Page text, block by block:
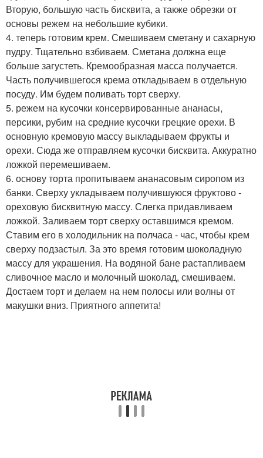
Вторую, большую часть бисквита, а также обрезки от
основы режем на небольшие кубики.
4. теперь готовим крем. Смешиваем сметану и сахарную
пудру. Тщательно взбиваем. Сметана должна еще
больше загустеть. Кремообразная масса получается.
Часть получившегося крема откладываем в отдельную
посуду. Им будем поливать торт сверху.
5. режем на кусочки консервированные ананасы,
персики, рубим на средние кусочки грецкие орехи. В
основную кремовую массу выкладываем фрукты и
орехи. Сюда же отправляем кусочки бисквита. Аккуратно
ложкой перемешиваем.
6. основу торта пропитываем ананасовым сиропом из
банки. Сверху укладываем получившуюся фруктово -
ореховую бисквитную массу. Слегка придавливаем
ложкой. Заливаем торт сверху оставшимся кремом.
Ставим его в холодильник на полчаса - час, чтобы крем
сверху подзастыл. За это время готовим шоколадную
массу для украшения. На водяной бане растапливаем
сливочное масло и молочный шоколад, смешиваем.
Достаем торт и делаем на нем полосы или волны от
макушки вниз. Приятного аппетита!